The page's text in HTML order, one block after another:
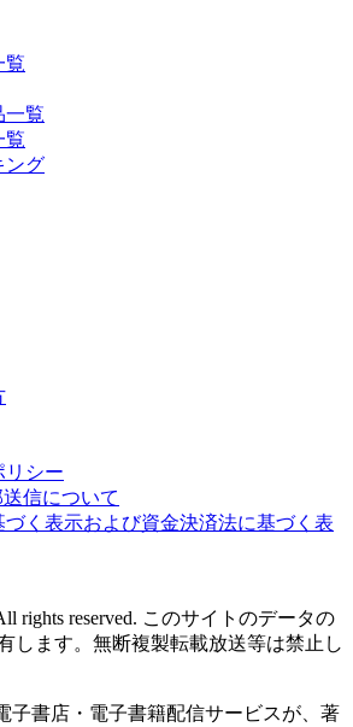
覧
一覧
覧
ング
リシー
信について
く表示および資金決済法に基づく表
rights reserved. このサイトのデータの
します。無断複製転載放送等は禁止し
子書店・電子書籍配信サービスが、著